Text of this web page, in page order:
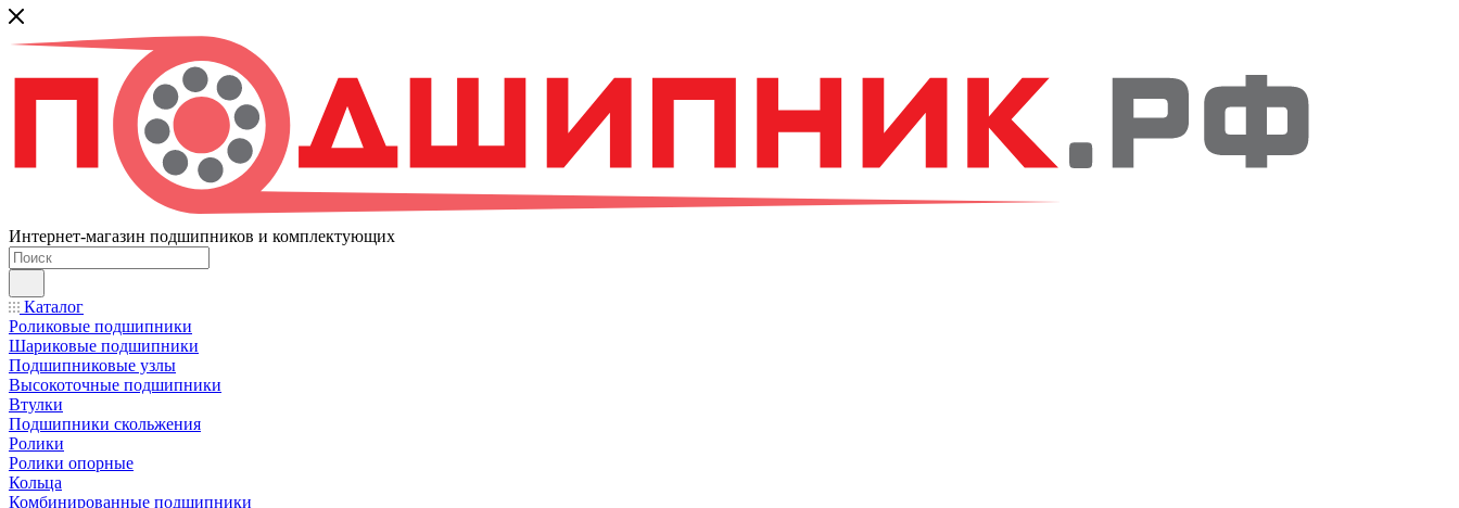
Интернет-магазин подшипников и комплектующих
Каталог
Роликовые подшипники
Шариковые подшипники
Подшипниковые узлы
Высокоточные подшипники
Втулки
Подшипники скольжения
Ролики
Ролики опорные
Кольца
Комбинированные подшипники